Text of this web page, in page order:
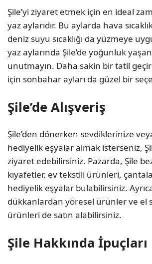
Şile’yi ziyaret etmek için en ideal
yaz aylarıdır. Bu aylarda hava
deniz suyu sıcaklığı da yüzmeye
yaz aylarında Şile’de yoğunluk
unutmayın. Daha sakin bir tatil
için sonbahar ayları da güzel bir
Şile’de Alışveriş
Şile’den dönerken sevdiklerinize
hediyelik eşyalar almak isterseniz,
ziyaret edebilirsiniz. Pazarda, Şile
kıyafetler, ev tekstili ürünleri,
hediyelik eşyalar bulabilirsiniz.
dükkanlardan yöresel ürünler ve el
ürünleri de satın alabilirsiniz.
Şile Hakkında İpuçları